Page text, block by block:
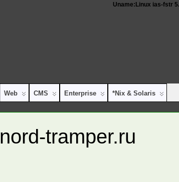
Uname:Linux ias-fstr
Web CMS Enterprise *nix & Solaris
nord-tramper.ru